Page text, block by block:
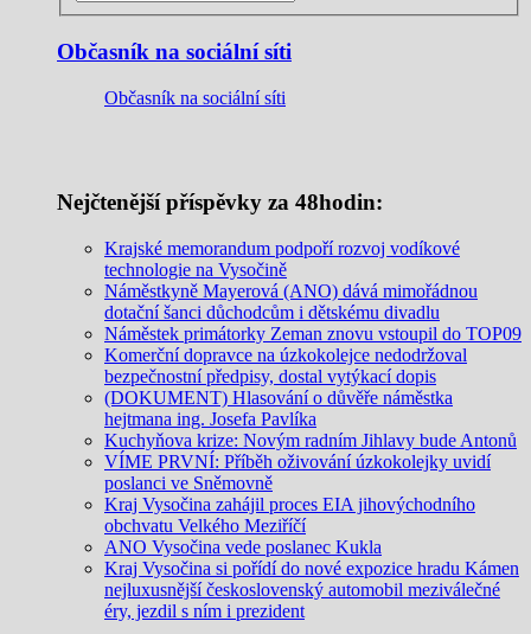
Občasník na sociální síti
Občasník na sociální síti
Nejčtenější příspěvky za 48hodin:
Krajské memorandum podpoří rozvoj vodíkové
technologie na Vysočině
Náměstkyně Mayerová (ANO) dává mimořádnou
dotační šanci důchodcům i dětskému divadlu
Náměstek primátorky Zeman znovu vstoupil do TOP09
Komerční dopravce na úzkokolejce nedodržoval
bezpečnostní předpisy, dostal vytýkací dopis
(DOKUMENT) Hlasování o důvěře náměstka
hejtmana ing. Josefa Pavlíka
Kuchyňova krize: Novým radním Jihlavy bude Antonů
VÍME PRVNÍ: Příběh oživování úzkokolejky uvidí
poslanci ve Sněmovně
Kraj Vysočina zahájil proces EIA jihovýchodního
obchvatu Velkého Meziříčí
ANO Vysočina vede poslanec Kukla
Kraj Vysočina si pořídí do nové expozice hradu Kámen
nejluxusnější československý automobil meziválečné
éry, jezdil s ním i prezident